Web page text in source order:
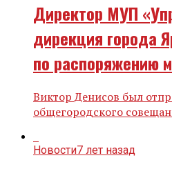
Директор МУП
дирекция города
по распоряжению
Виктор Денисов был
общегородского
Новости7 лет назад